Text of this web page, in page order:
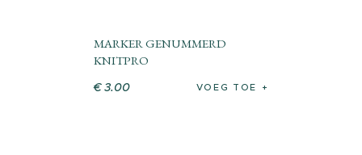
MARKER GENUMMERD
KNITPRO
€ 3.00 VOEG TOE